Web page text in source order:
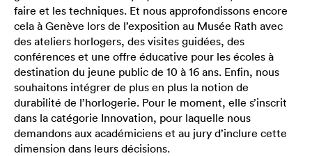
faire et les techniques. Et nous approfondissons encore
cela à Genève lors de l’exposition au Musée Rath avec
des ateliers horlogers, des visites guidées, des
conférences et une offre éducative pour les écoles à
destination du jeune public de 10 à 16 ans. Enfin, nous
souhaitons intégrer de plus en plus la notion de
durabilité de l’horlogerie. Pour le moment, elle s’inscrit
dans la catégorie Innovation, pour laquelle nous
demandons aux académiciens et au jury d’inclure cette
dimension dans leurs décisions.